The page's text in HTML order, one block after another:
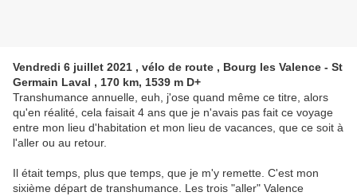
Vendredi 6 juillet 2021 , vélo de route , Bourg les Valence - St
Germain Laval , 170 km, 1539 m D+
Transhumance annuelle, euh, j'ose quand même ce titre, alors
qu'en réalité, cela faisait 4 ans que je n'avais pas fait ce voyage
entre mon lieu d'habitation et mon lieu de vacances, que ce soit à
l'aller ou au retour.
Il était temps, plus que temps, que je m'y remette. C'est mon
sixième départ de transhumance. Les trois "aller" Valence